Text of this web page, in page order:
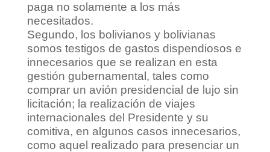
paga no solamente a los más
necesitados.
Segundo, los bolivianos y bolivianas
somos testigos de gastos dispendiosos e
innecesarios que se realizan en esta
gestión gubernamental, tales como
comprar un avión presidencial de lujo sin
licitación; la realización de viajes
internacionales del Presidente y su
comitiva, en algunos casos innecesarios,
como aquel realizado para presenciar un